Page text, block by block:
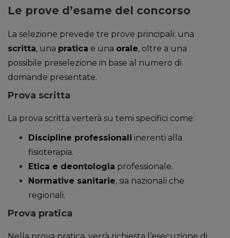
Le prove d’esame del concorso
La selezione prevede tre prove principali: una
scritta, una pratica e una orale, oltre a una
possibile preselezione in base al numero di
domande presentate.
Prova scritta
La prova scritta verterà su temi specifici come:
Discipline professionali inerenti alla
fisioterapia.
Etica e deontologia professionale.
Normative sanitarie, sia nazionali che
regionali.
Prova pratica